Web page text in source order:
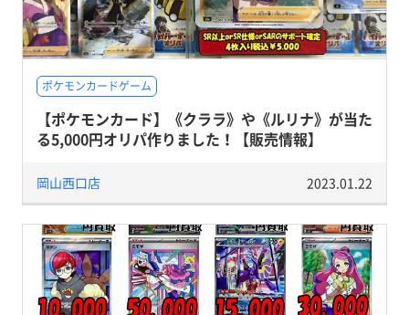
ポケモンカードゲーム
【ポケモンカード】《クララ》や《ルリナ》が当た
る5,000円オリパ作りました！【販売情報】
岡山西口店 2023.01.22